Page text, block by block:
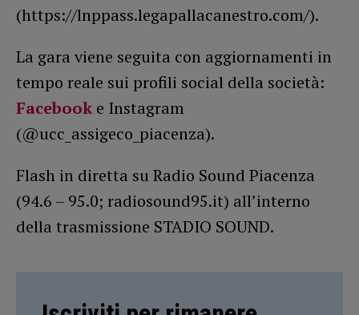
(https://lnppass.legapallacanestro.com/).
La gara viene seguita con aggiornamenti in
tempo reale sui profili social della società:
Facebook e Instagram
(@ucc_assigeco_piacenza).
Flash in diretta su Radio Sound Piacenza
(94.6 – 95.0; radiosound95.it) all’interno
della trasmissione STADIO SOUND.